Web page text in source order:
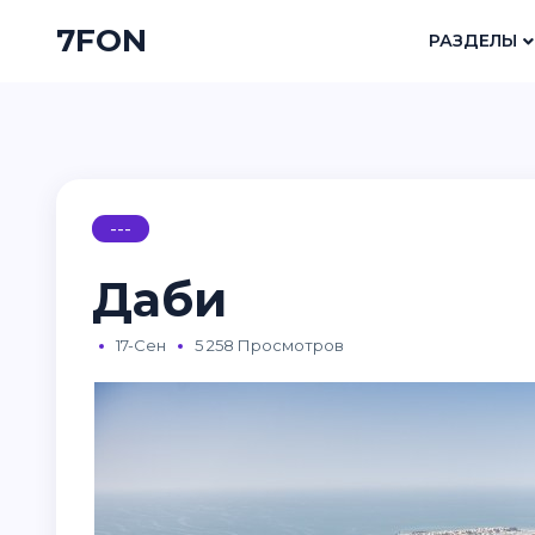
7FON РАЗДЕЛЫ
---
Даби
17-Сен 5 258 Просмотров